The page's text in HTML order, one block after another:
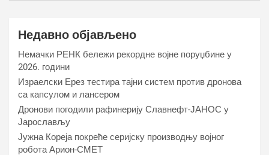
Недавно објављено
Немачки РЕНК бележи рекордне војне поруџбине у
2026. години
Израелски Ерез тестира тајни систем против дронова
са капсулом и лансером
Дронови погодили рафинерију Славнефт-ЈАНОС у
Јарослављу
Јужна Кореја покреће серијску производњу војног
робота Арион-СМЕТ